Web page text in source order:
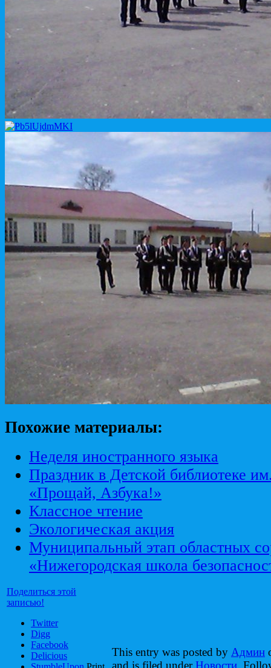
Похожие материалы:
Неделя иностранного языка
Праздник в Детской библиотеке
«Прощай, Азбука!»
Классное чтение
Экологическая акция
Муниципальный этап областных
«Нижегородская школа
Поделиться этой
записью!
Twitter
Digg
Facebook
Delicious
This entry was posted by Админ